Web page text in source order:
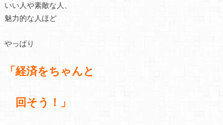
いい人や素敵な人、
魅力的な人ほど
やっぱり
「経済をちゃんと
回そう！」